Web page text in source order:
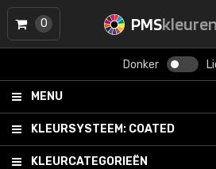
PMS
Donker
MENU
KLEURSYSTEEM: COATED
KLEURCATEGORIEËN
0